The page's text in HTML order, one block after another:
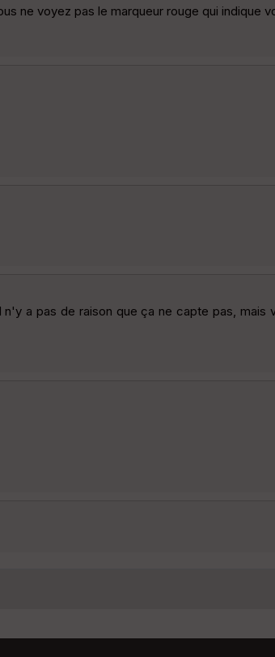
ne voyez pas le marqueur rouge qui indique
a pas de raison que ça ne capte pas, mais